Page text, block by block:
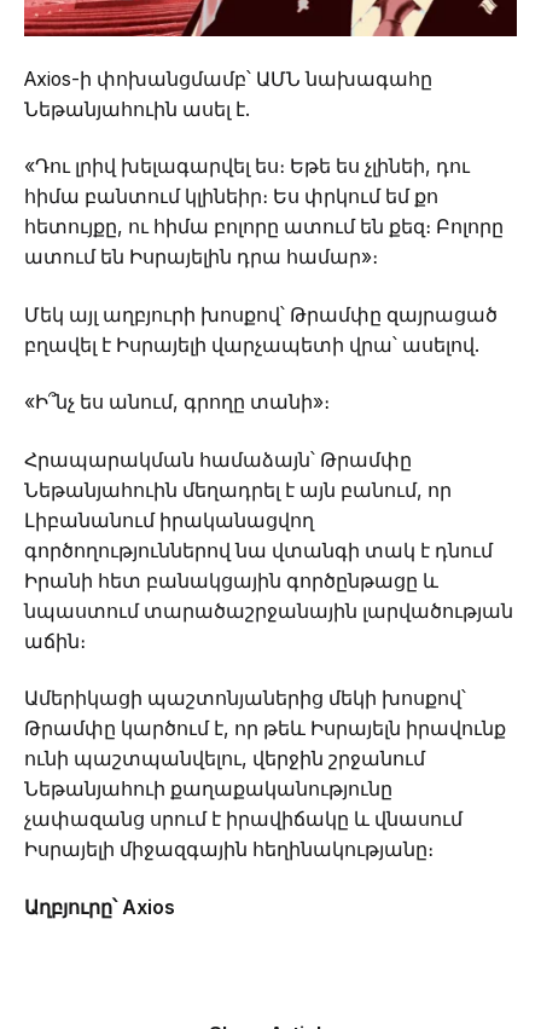
Axios-ի փոխանցմամբ՝ ԱՄՆ նախագահը
Նեթանյահուին ասել է.
«Դու լրիվ խելագարվել ես։ Եթե ես չլինեի, դու
հիմա բանտում կլինեիր։ Ես փրկում եմ քո
հետույքը, ու հիմա բոլորը ատում են քեզ։ Բոլորը
ատում են Իսրայելին դրա համար»։
Մեկ այլ աղբյուրի խոսքով՝ Թրամփը զայրացած
բղավել է Իսրայելի վարչապետի վրա՝ ասելով.
«Ի՞նչ ես անում, գրողը տանի»։
Հրապարակման համաձայն՝ Թրամփը
Նեթանյահուին մեղադրել է այն բանում, որ
Լիբանանում իրականացվող
գործողություններով նա վտանգի տակ է դնում
Իրանի հետ բանակցային գործընթացը և
նպաստում տարածաշրջանային լարվածության
աճին։
Ամերիկացի պաշտոնյաներից մեկի խոսքով՝
Թրամփը կարծում է, որ թեև Իսրայելն իրավունք
ունի պաշտպանվելու, վերջին շրջանում
Նեթանյահուի քաղաքականությունը
չափազանց սրում է իրավիճակը և վնասում
Իսրայելի միջազգային հեղինակությանը։
Աղբյուրը՝ Axios